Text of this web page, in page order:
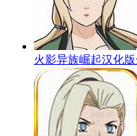
火影异族崛起汉化